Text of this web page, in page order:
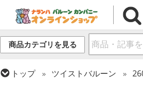
商品カテゴリを見る
トップ ツイストバルーン